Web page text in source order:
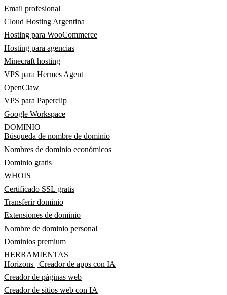
Email profesional
Cloud Hosting Argentina
Hosting para WooCommerce
Hosting para agencias
Minecraft hosting
VPS para Hermes Agent
OpenClaw
VPS para Paperclip
Google Workspace
DOMINIO
Búsqueda de nombre de dominio
Nombres de dominio económicos
Dominio gratis
WHOIS
Certificado SSL gratis
Transferir dominio
Extensiones de dominio
Nombre de dominio personal
Dominios premium
HERRAMIENTAS
Horizons | Creador de apps con IA
Creador de páginas web
Creador de sitios web con IA